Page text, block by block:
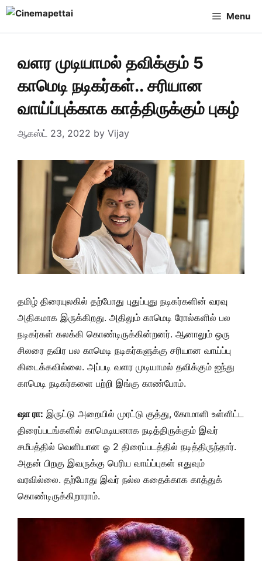
Skip
Menu
வளர முடியாமல் தவிக்கும் 5
காமெடி நடிகர்கள்.. சரியான
வாய்ப்புக்காக காத்திருக்கும் புகழ்
ஆகஸ்ட் 23, 2022 by Vijay
தமிழ் திரையுலகில் தற்போது புதுப்புது நடிகர்களின் வரவு
அதிகமாக இருக்கிறது. அதிலும் காமெடி ரோல்களில் பல
நடிகர்கள் கலக்கி கொண்டிருக்கின்றனர். ஆனாலும் ஒரு
சிலரை தவிர பல காமெடி நடிகர்களுக்கு சரியான வாய்ப்பு
கிடைக்கவில்லை. அப்படி வளர முடியாமல் தவிக்கும் ஐந்து
காமெடி நடிகர்களை பற்றி இங்கு காண்போம்.
ஷா ரா: இருட்டு அறையில் முரட்டு குத்து, கோமாளி உள்ளிட்ட
திரைப்படங்களில் காமெடியனாக நடித்திருக்கும் இவர்
சமீபத்தில் வெளியான ஓ 2 திரைப்படத்தில் நடித்திருந்தார்.
அதன் பிறகு இவருக்கு பெரிய வாய்ப்புகள் எதுவும்
வரவில்லை. தற்போது இவர் நல்ல கதைக்காக காத்துக்
கொண்டிருக்கிறாராம்.